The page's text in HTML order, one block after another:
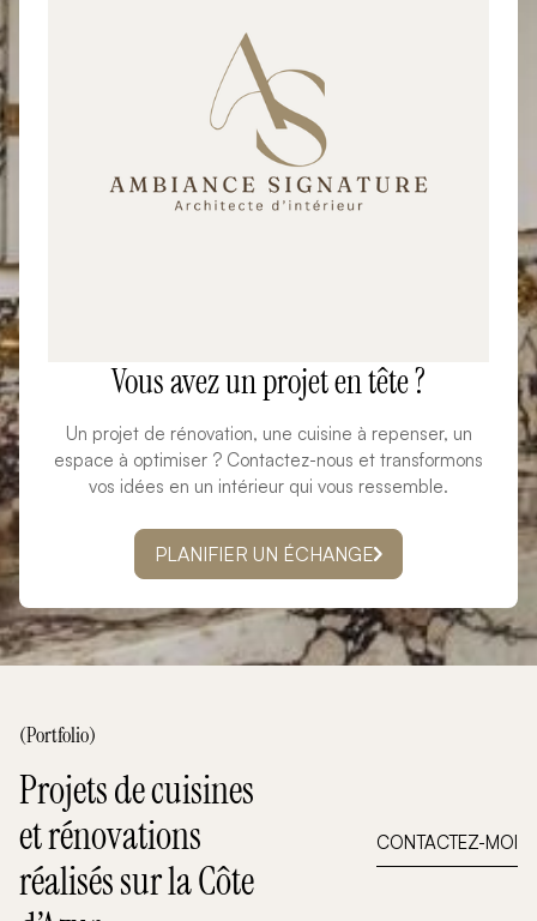
Vous avez un projet en tête ?
Un projet de rénovation, une cuisine à repenser, un
espace à optimiser ? Contactez-nous et transformons
vos idées en un intérieur qui vous ressemble.
PLANIFIER UN ÉCHANGE
(Portfolio)
Projets de cuisines
et rénovations
réalisés sur la Côte
CONTACTEZ-MOI